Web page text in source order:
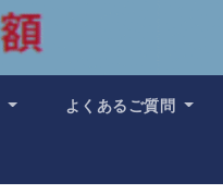
よくあるご質問